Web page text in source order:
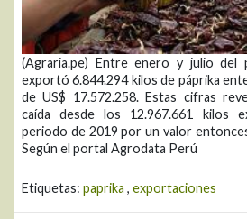
(Agraria.pe) Entre enero y julio del
exportó 6.844.294 kilos de páprika
de US$ 17.572.258. Estas cifras
caída desde los 12.967.661 kilos
periodo de 2019 por un valor
Según el portal Agrodata Perú
Etiquetas: paprika , exportaciones